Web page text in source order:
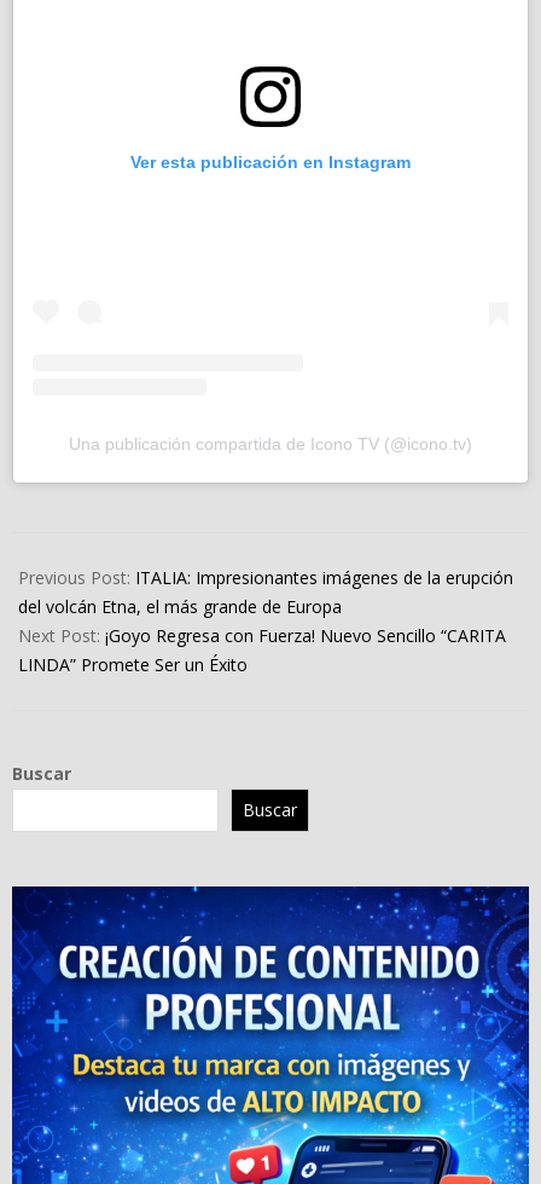
Ver esta publicación en Instagram
Una publicación compartida de Icono TV (@icono.tv)
07-
17
Previous Post: ITALIA: Impresionantes imágenes de la erupción
del volcán Etna, el más grande de Europa
Next Post: ¡Goyo Regresa con Fuerza! Nuevo Sencillo “CARITA
LINDA” Promete Ser un Éxito
Buscar
Buscar